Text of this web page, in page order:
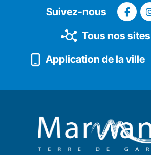
Suivez-nous
Tous nos sites
Application de la ville